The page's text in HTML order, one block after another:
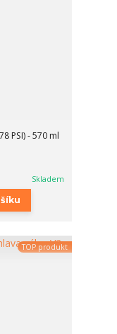
PSI) - 570 ml
Skladem
TOP produkt